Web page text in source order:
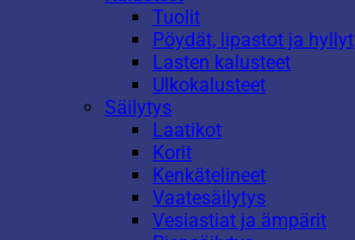
Tuolit
Pöydät, lipastot ja hyllyt
Lasten kalusteet
Ulkokalusteet
Säilytys
Laatikot
Korit
Kenkätelineet
Vaatesäilytys
Vesiastiat ja ämpärit